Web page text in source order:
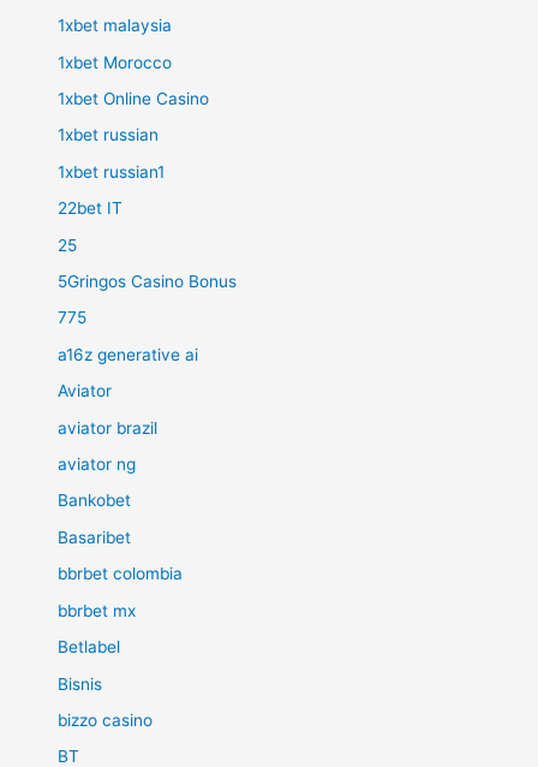
1xbet malaysia
1xbet Morocco
1xbet Online Casino
1xbet russian
1xbet russian1
22bet IT
25
5Gringos Casino Bonus
775
a16z generative ai
Aviator
aviator brazil
aviator ng
Bankobet
Basaribet
bbrbet colombia
bbrbet mx
Betlabel
Bisnis
bizzo casino
BT